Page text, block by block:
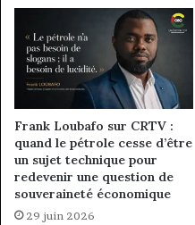
Frank Loubafo sur CRTV :
quand le pétrole cesse d’être
un sujet technique pour
redevenir une question de
souveraineté économique
29 juin 2026